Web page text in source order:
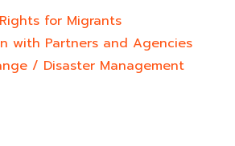
for Migrants
with Partners and Agencies
/ Disaster Management